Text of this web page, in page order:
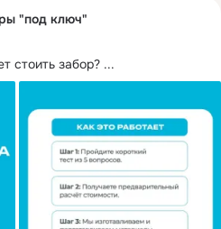
"под ключ"
стоить забор? ...